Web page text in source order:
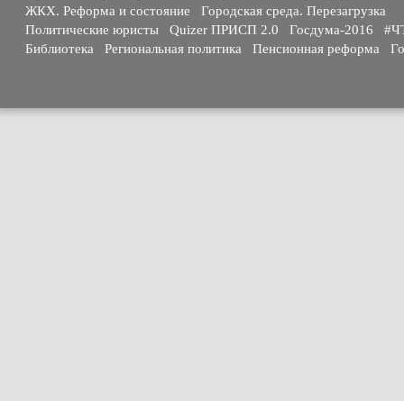
ЖКХ. Реформа и состояние
Городская среда. Перезагрузка
Политические юристы
Quizer ПРИСП 2.0 Госдума-2016
Библиотека
Региональная политика Пенсионная реформа